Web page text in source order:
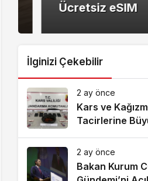
Ücretsiz eSIM
İlginizi Çekebilir
2 ay önce
Kars ve
Tacirlerine
2 ay önce
Bakan Kurum